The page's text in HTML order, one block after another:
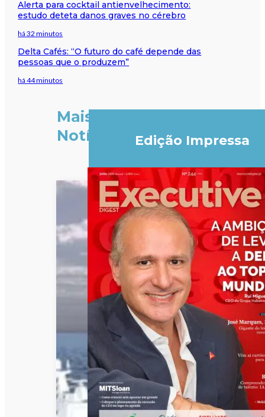
Alerta para cocktail antienvelhecimento:
estudo deteta danos graves no cérebro
há 32 minutos
Delta Cafés: “O futuro do café depende das
pessoas que o produzem”
há 44 minutos
Mais
Notícias
Edição Impressa